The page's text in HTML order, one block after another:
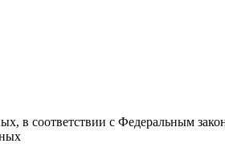
в соответствии с Федеральным